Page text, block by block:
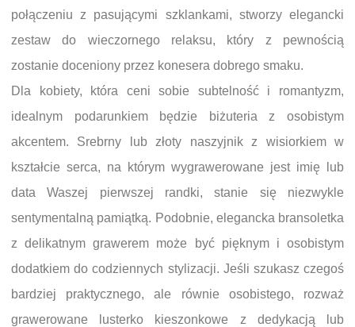
połączeniu z pasującymi szklankami, stworzy elegancki
zestaw do wieczornego relaksu, który z pewnością
zostanie doceniony przez konesera dobrego smaku.
Dla kobiety, która ceni sobie subtelność i romantyzm,
idealnym podarunkiem będzie biżuteria z osobistym
akcentem. Srebrny lub złoty naszyjnik z wisiorkiem w
kształcie serca, na którym wygrawerowane jest imię lub
data Waszej pierwszej randki, stanie się niezwykle
sentymentalną pamiątką. Podobnie, elegancka bransoletka
z delikatnym grawerem może być pięknym i osobistym
dodatkiem do codziennych stylizacji. Jeśli szukasz czegoś
bardziej praktycznego, ale równie osobistego, rozważ
grawerowane lusterko kieszonkowe z dedykacją lub